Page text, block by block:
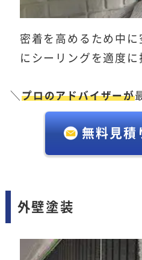
密着を高めるため中に
にシーリングを適度に
＼プロのアドバイザーが
無料見積
外壁塗装